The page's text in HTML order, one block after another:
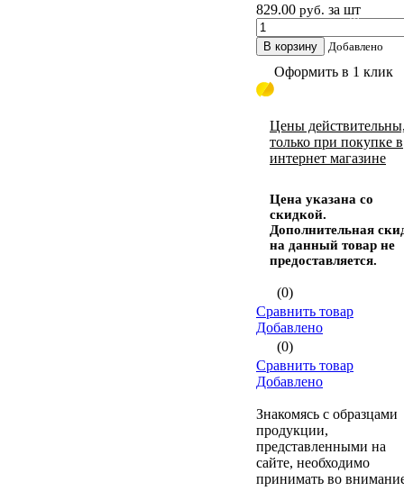
829.00 руб. за шт
Шпаклевка
В корзину Добавлено
Оформить в 1 клик
Цены
только при покупке в
интернет магазине
Цена указана со
скидкой.
Дополнительная
на данный товар не
предоставляется.
(0)
Сравнить товар
Добавлено
(0)
Сравнить товар
Добавлено
Знакомясь с образцами
продукции,
представленными на
сайте, необходимо
принимать во